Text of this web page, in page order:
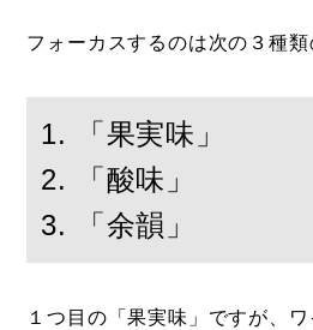
フォーカスするのは次の３種類
1. 「果実味」
2. 「酸味」
3. 「余韻」
１つ目の「果実味」ですが、